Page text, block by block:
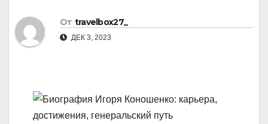
От travelbox27_
ДЕК 3, 2023